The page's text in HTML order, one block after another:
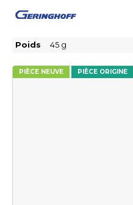
PIÈCE NEUVE PIÈCE ORIGINE
Poids 45 g